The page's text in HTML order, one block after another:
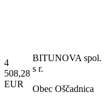
4
508,28
EUR
BITUNOVA spol.
s r.
Obec Oščadnica